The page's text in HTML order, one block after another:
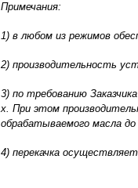
Примечания:
1) в любом из режимов
2) производительность
3) по требованию
х. При этом
обрабатываемого масла
4) перекачка